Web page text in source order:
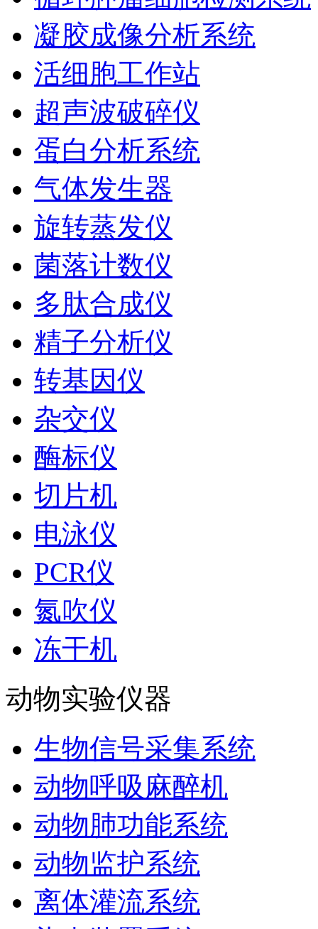
凝胶成像分析系统
活细胞工作站
超声波破碎仪
蛋白分析系统
气体发生器
旋转蒸发仪
菌落计数仪
多肽合成仪
精子分析仪
转基因仪
杂交仪
酶标仪
切片机
电泳仪
PCR仪
氮吹仪
冻干机
动物实验仪器
生物信号采集系统
动物呼吸麻醉机
动物肺功能系统
动物监护系统
离体灌流系统